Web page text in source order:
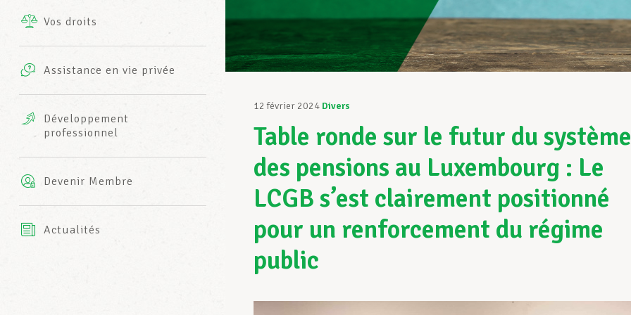
INFO-CENTER
Vos droits
Assistance en vie privée
complémentaires
AXA
Développement
professionnel
Devenir Membre
Actualités
12 février 2024 Divers
Table ronde sur le futur du système
des pensions au Luxembourg : Le
LCGB s’est clairement positionné
pour un renforcement du régime
public